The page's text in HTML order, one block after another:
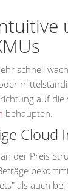
schnell
auf die
behaupten.
Cloud
der Preis
als auch